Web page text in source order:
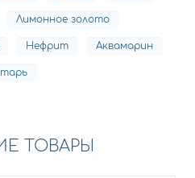
Лимонное золото
Нефрит Аквамарин
ТОВАРЫ